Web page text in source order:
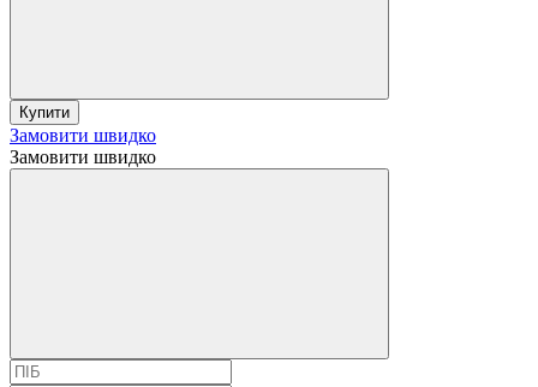
Купити
Замовити швидко
Замовити швидко